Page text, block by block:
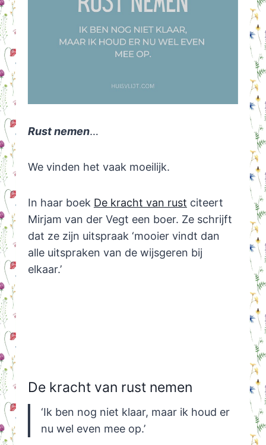
Rust nemen…
We vinden het vaak moeilijk.
In haar boek De kracht van rust citeert
Mirjam van der Vegt een boer. Ze schrijft
dat ze zijn uitspraak ‘mooier vindt dan
alle uitspraken van de wijsgeren bij
elkaar.’
De kracht van rust nemen
‘Ik ben nog niet klaar, maar ik houd er
nu wel even mee op.’